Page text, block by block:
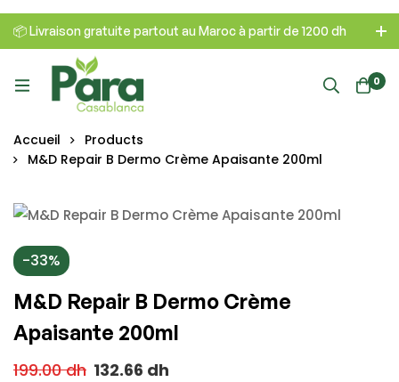
📦 Livraison gratuite partout au Maroc à partir de 1200 dh
0
Accueil
Products
M&D Repair B Dermo Crème Apaisante 200ml
-33%
M&D Repair B Dermo Crème
Apaisante 200ml
199.00dh 132.66 dh